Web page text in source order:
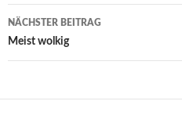
NÄCHSTER BEITRAG
Meist wolkig